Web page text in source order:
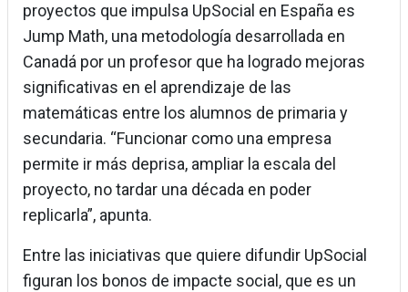
proyectos que impulsa UpSocial en España es
Jump Math, una metodología desarrollada en
Canadá por un profesor que ha logrado mejoras
significativas en el aprendizaje de las
matemáticas entre los alumnos de primaria y
secundaria. “Funcionar como una empresa
permite ir más deprisa, ampliar la escala del
proyecto, no tardar una década en poder
replicarla”, apunta.
Entre las iniciativas que quiere difundir UpSocial
figuran los bonos de impacte social, que es un